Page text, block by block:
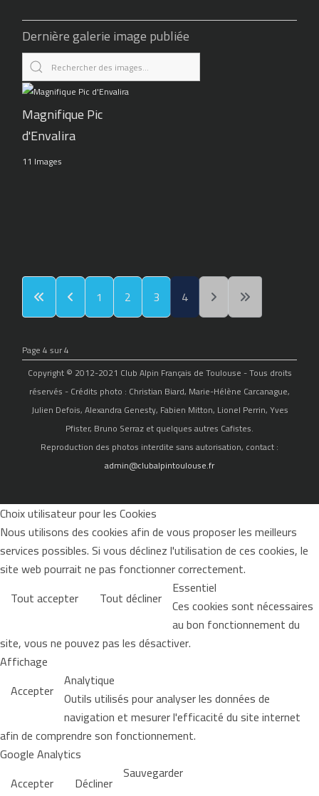
Dernière galerie image publiée
Magnifique Pic
d'Envalira
11 Images
1 2 3 4
Page 4 sur 4
Copyright © 2012-2021 Club Alpin Français de Toulouse - Tous droits
réservés - Crédits photo : Christian Biard, Marie-Hélène Carcanague,
Julien Defois, Alexandra Genesty, Fabien Mitton, Lionel Perrin, Yves
Pfister, Bruno Serraz et quelques autres Cafistes.
Reproduction des photos interdite sans autorisation, contact :
admin@clubalpintoulouse.fr
Choix utilisateur pour les Cookies
Nous utilisons des cookies afin de vous proposer les meilleurs
services possibles. Si vous déclinez l'utilisation de ces cookies, le
site web pourrait ne pas fonctionner correctement.
Tout accepter
Tout décliner Essentiel
Ces cookies sont nécessaires
au bon fonctionnement du
site, vous ne pouvez pas les désactiver.
Affichage
Accepter Analytique
Outils utilisés pour analyser les données de
navigation et mesurer l'efficacité du site internet
afin de comprendre son fonctionnement.
Google Analytics
Accepter
Décliner Sauvegarder